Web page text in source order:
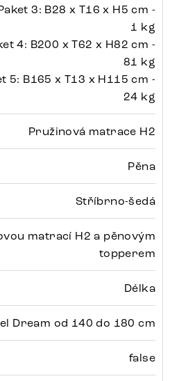
3: B28 x T16 x H5 cm -
1 kg
4: B200 x T62 x H82 cm -
81 kg
5: B165 x T13 x H115 cm -
24 kg
Pružinová matrace H2
Pěna
Stříbrno-šedá
matrací H2 a pěnovým
topperem
Délka
Dream od 140 do 180 cm
false